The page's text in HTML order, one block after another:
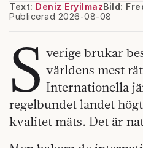
Text: Deniz Eryilmaz
Publicerad 2026-08-08
Bild:
S verige brukar
världens mest
Internationella
regelbundet landet
kvalitet mäts. Det är